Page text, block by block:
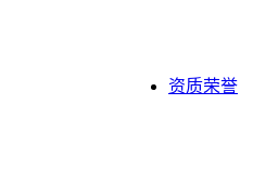
资质荣誉